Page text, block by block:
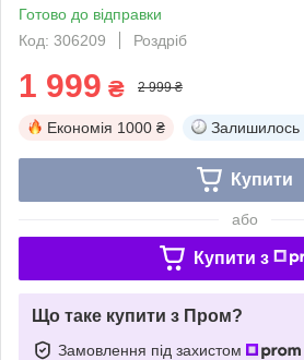
Готово до відправки
Код: 306209
Роздріб
1 999 ₴ 2 999 ₴
Економія 1000 ₴ Залишилось
Купити
або
Купити з
Що таке купити з Пром?
Замовлення під захистом